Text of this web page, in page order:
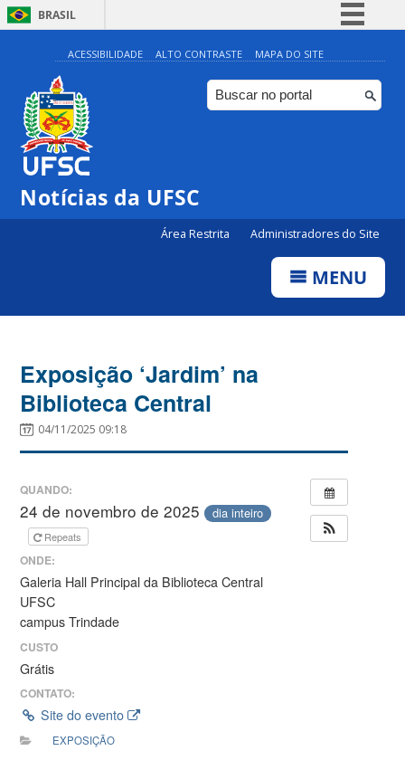
BRASIL
Simplifique!
Comunica BR
Participe
ACESSIBILIDADE ALTO CONTRASTE MAPA DO SITE
Notícias da UFSC
Área Restrita Administradores do Site
MENU
Exposição ‘Jardim’ na
Biblioteca Central
04/11/2025 09:18
QUANDO:
24 de novembro de 2025 dia inteiro
Repeats
ONDE:
Galeria Hall Principal da Biblioteca Central
UFSC
campus Trindade
CUSTO
Grátis
CONTATO:
Site do evento
EXPOSIÇÃO